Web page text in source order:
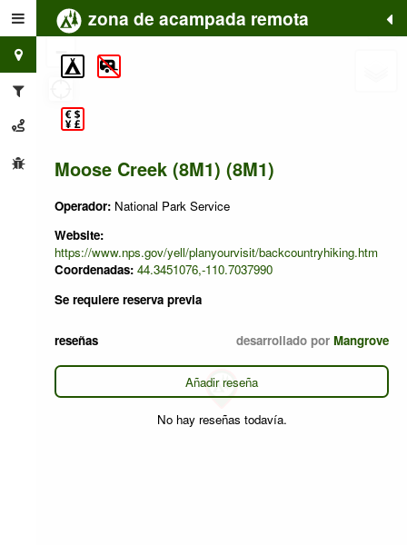
zona de acampada remota
Moose Creek (8M1) (8M1)
Operador: National Park Service
Website:
https://www.nps.gov/yell/planyourvisit/backcountryhiking.htm
Coordenadas: 44.3451076,-110.7037990
Se requiere reserva previa
reseñas desarrollado por Mangrove
Añadir reseña
No hay reseñas todavía.
+
−